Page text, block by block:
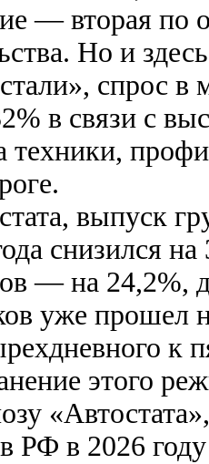
— вторая по
Но и
спрос в
в связи с
техники,
выпуск
снизился
— на
уже
к
этого
РФ в 2026